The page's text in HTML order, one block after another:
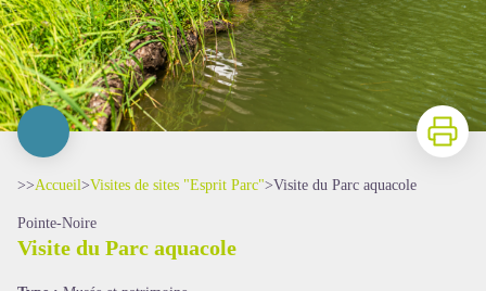
Imprimer
>>Accueil>Visites de sites "Esprit Parc">Visite du Parc aquacole
Pointe-Noire
Visite du Parc aquacole